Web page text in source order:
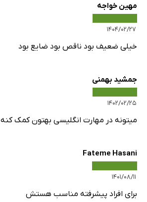
مهین خواجه
۱۴۰۴/۰۲/۲۷
خیلی ضعیف بود ناقص بود ضایع بود
جمشید بهمنی
۱۴۰۲/۰۲/۲۵
میتونه در مهارت انگلیسی بهتون کمک کنه
Fateme Hasani
۱۴۰۱/۰۸/۱۱
برای افراد پیشرفته مناسب هستش